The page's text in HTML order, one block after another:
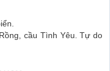
cầu Tình Yêu. Tự do